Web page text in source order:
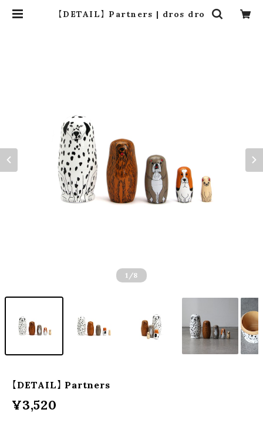
【DETAIL】 Partners | dros dro
1 /8
【DETAIL】 Partners
¥3,520